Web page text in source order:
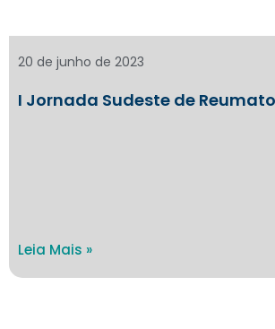
I Jornada Sudeste de
20 de junho de 2023
Leia Mais »